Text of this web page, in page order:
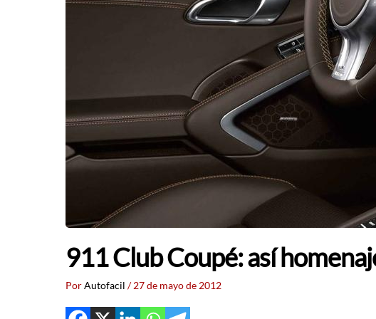
911 Club Coupé: así
PorAutofacil /27 de mayo de 2012